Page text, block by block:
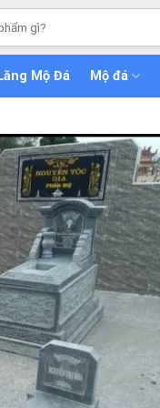
Lăng Mộ Đá Mộ đá